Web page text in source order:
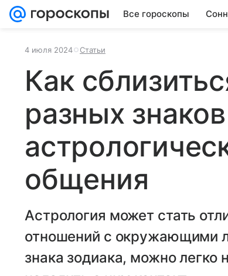
Все гороскопы
4 июля 2024 Статьи
Как
разных
общения
Астрология может стать
отношений с окружающими
знака зодиака, можно легко